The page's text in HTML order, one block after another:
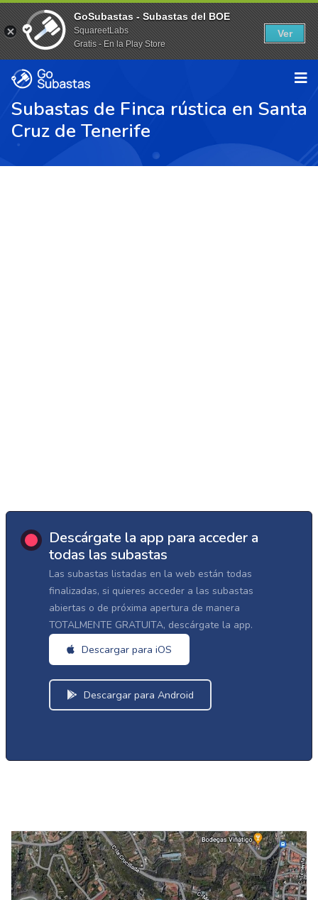
Subastas de Finca rústica en Santa
Cruz de Tenerife
Descárgate la app para acceder a
todas las subastas
Las subastas listadas en la web están todas
finalizadas, si quieres acceder a las subastas
abiertas o de próxima apertura de manera
TOTALMENTE GRATUITA, descárgate la app.
Descargar para iOS
Descargar para Android
GoSubastas - Subastas del BOE
SquareetLabs
Gratis - En la Play Store
Ver